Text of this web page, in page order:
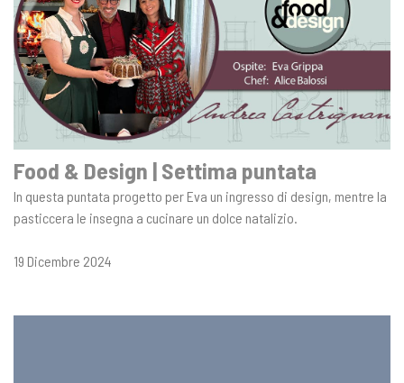
Food & Design | Settima puntata
In questa puntata progetto per Eva un ingresso di design, mentre la
pasticcera le insegna a cucinare un dolce natalizio.
19 Dicembre 2024